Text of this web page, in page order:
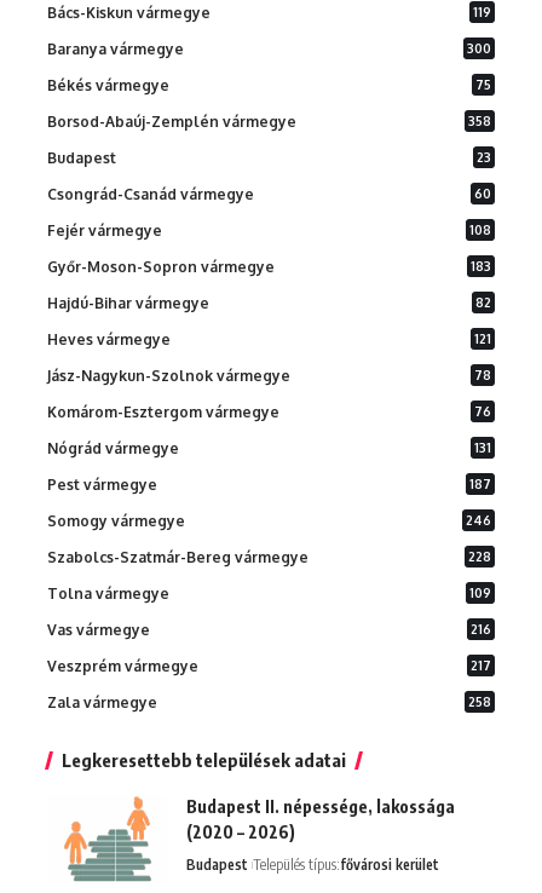
Bács-Kiskun vármegye 119
Baranya vármegye 300
Békés vármegye 75
Borsod-Abaúj-Zemplén vármegye 358
Budapest 23
Csongrád-Csanád vármegye 60
Fejér vármegye 108
Győr-Moson-Sopron vármegye 183
Hajdú-Bihar vármegye 82
Heves vármegye 121
Jász-Nagykun-Szolnok vármegye 78
Komárom-Esztergom vármegye 76
Nógrád vármegye 131
Pest vármegye 187
Somogy vármegye 246
Szabolcs-Szatmár-Bereg vármegye 228
Tolna vármegye 109
Vas vármegye 216
Veszprém vármegye 217
Zala vármegye 258
Legkeresettebb települések adatai
Budapest II. népessége, lakossága
(2020 – 2026)
Budapest Település típus:fővárosi kerület